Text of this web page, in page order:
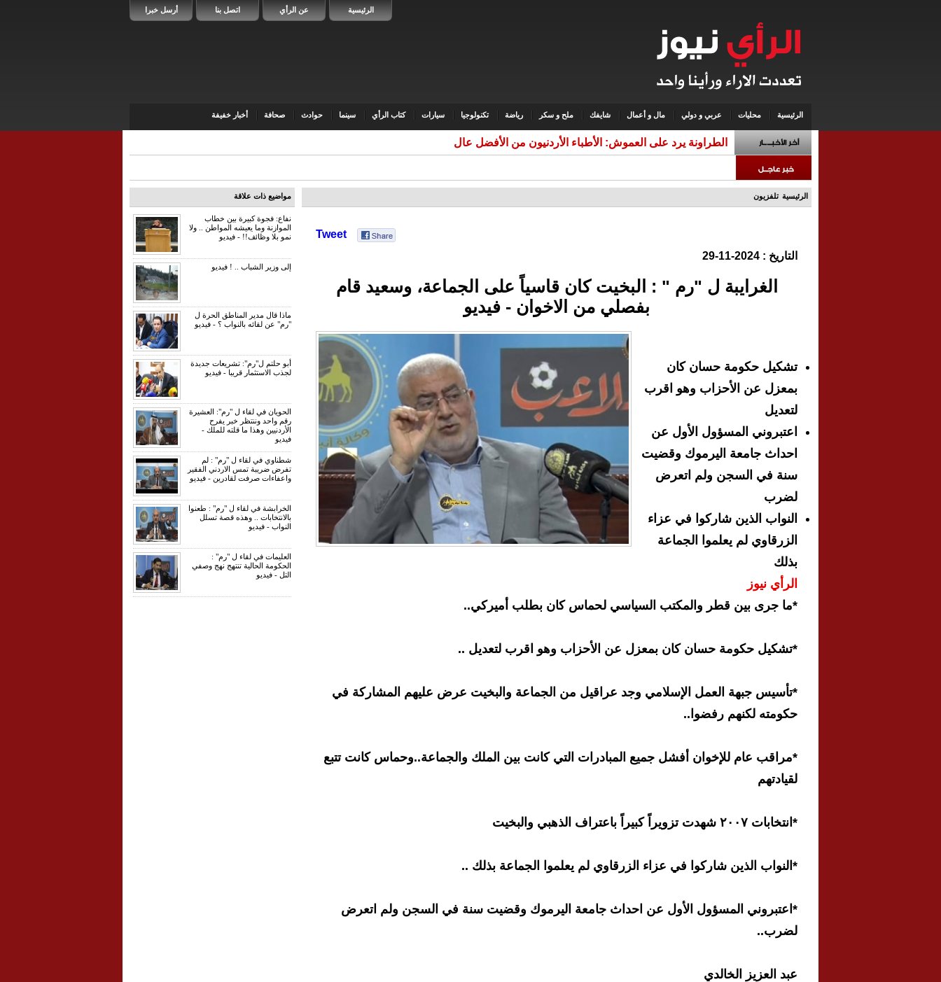
أرسل خبرا اتصل بنا عن الرأي الرئيسية
الرئيسية محليات عربي و دولي مال و أعمال شايفك ملح و سكر رياضة تكنولوجيا سيارات كتاب الرأي سينما حوادث صحافة أخبار خفيفة
الطراونة يرد على العموش: الأطباء الأردنيون من الأفضل عالمياً ونرفض
الرئيسية تلفزيون
Tweet
التاريخ : 2024-11-29
الغرايبة ل "رم " : البخيت كان قاسياً على الجماعة، وسعيد قام
بفصلي من الاخوان - فيديو
تشكيل حكومة حسان كان
بمعزل عن الأحزاب وهو اقرب
لتعديل
اعتبروني المسؤول الأول عن
احداث جامعة اليرموك وقضيت
سنة في السجن ولم اتعرض
لضرب
النواب الذين شاركوا في عزاء
الزرقاوي لم يعلموا الجماعة
بذلك
الرأي نيوز
*ما جرى بين قطر والمكتب السياسي لحماس كان بطلب أميركي..
*تشكيل حكومة حسان كان بمعزل عن الأحزاب وهو اقرب لتعديل ..
*تأسيس جبهة العمل الإسلامي وجد عراقيل من الجماعة والبخيت عرض عليهم المشاركة في
حكومته لكنهم رفضوا..
*مراقب عام للإخوان أفشل جميع المبادرات التي كانت بين الملك والجماعة..وحماس كانت تتبع
لقيادتهم
*انتخابات ٢٠٠٧ شهدت تزويراً كبيراً باعتراف الذهبي والبخيت
*النواب الذين شاركوا في عزاء الزرقاوي لم يعلموا الجماعة بذلك ..
*اعتبروني المسؤول الأول عن احداث جامعة اليرموك وقضيت سنة في السجن ولم اتعرض
لضرب..
عبد العزيز الخالدي
مواضيع ذات علاقة
نفاع: فجوة كبيرة بين خطاب
الموازنة وما يعيشه المواطن .. ولا
نمو بلا وظائف!! - فيديو
إلى وزير الشباب .. ! فيديو
ماذا قال مدير المناطق الحرة ل
"رم" عن لقائه بالنواب ؟ - فيديو
أبو حلتم ل"رم": تشريعات جديدة
لجذب الاستثمار قريبا - فيديو
الحويان في لقاء ل "رم": العشيرة
رقم واحد وننتظر خبر يفرح
الأردنيين وهذا ما قلته للملك -
فيديو
شطناوي في لقاء ل "رم" : لم
تفرض ضريبة تمس الاردني الفقير
واعفاءات صرفت لقادرين - فيديو
الخرابشة في لقاء ل "رم" : طعنوا
بالانتخابات .. وهذه قصة تسلل
النواب - فيديو
العليمات في لقاء ل "رم" :
الحكومة الحالية تنتهج نهج وصفي
التل - فيديو